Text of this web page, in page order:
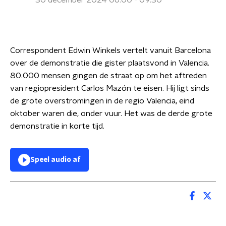
Correspondent Edwin Winkels vertelt vanuit Barcelona
over de demonstratie die gister plaatsvond in Valencia.
80.000 mensen gingen de straat op om het aftreden
van regiopresident Carlos Mazón te eisen. Hij ligt sinds
de grote overstromingen in de regio Valencia, eind
oktober waren die, onder vuur. Het was de derde grote
demonstratie in korte tijd.
Speel audio af